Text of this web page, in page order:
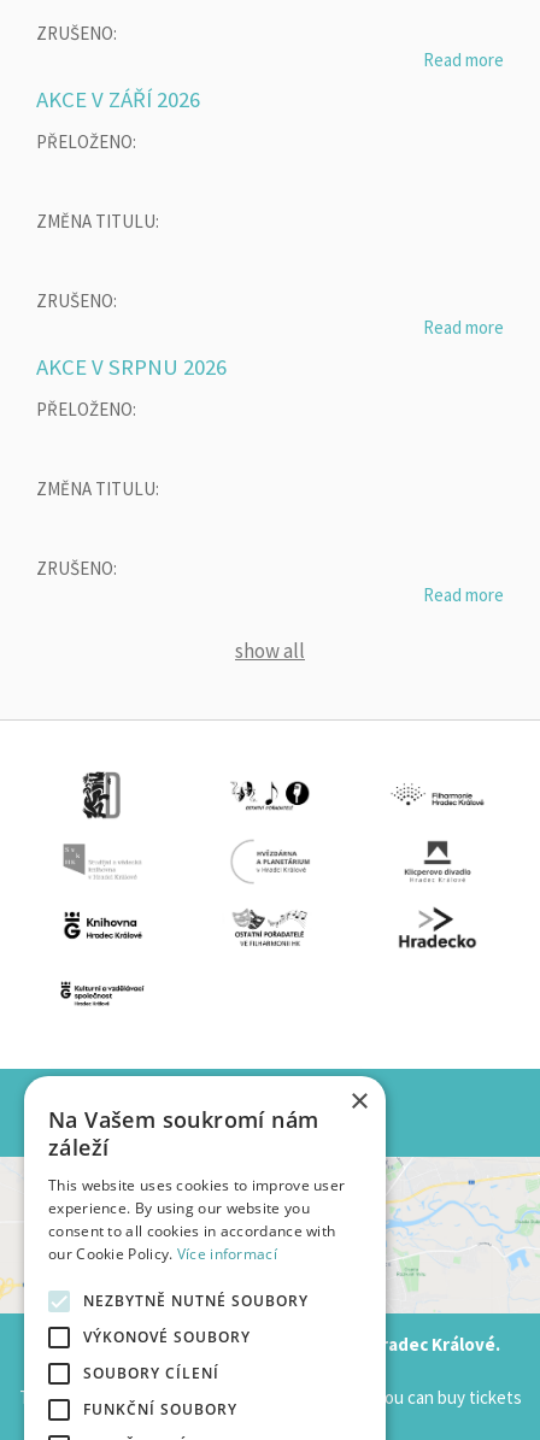
ZRUŠENO:
Read more
AKCE V ZÁŘÍ 2026
PŘELOŽENO:
ZMĚNA TITULU:
ZRUŠENO:
Read more
AKCE V SRPNU 2026
PŘELOŽENO:
ZMĚNA TITULU:
ZRUŠENO:
Read more
show all
SALES POINTS
HKPOINT.CZ is booking portal of city of Hradec Králové.
The events listed here are only those on which you can buy tickets
×
Na Vašem soukromí nám
záleží
This website uses cookies to improve user
experience. By using our website you
consent to all cookies in accordance with
our Cookie Policy. Více informací
NEZBYTNĚ NUTNÉ SOUBORY
VÝKONOVÉ SOUBORY
SOUBORY CÍLENÍ
FUNKČNÍ SOUBORY